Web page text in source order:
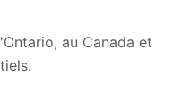
au Canada et